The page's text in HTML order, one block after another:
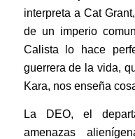
interpreta a Cat
de un imperio
Calista lo hace
guerrera de la vida,
Kara, nos enseña
La DEO, el
amenazas